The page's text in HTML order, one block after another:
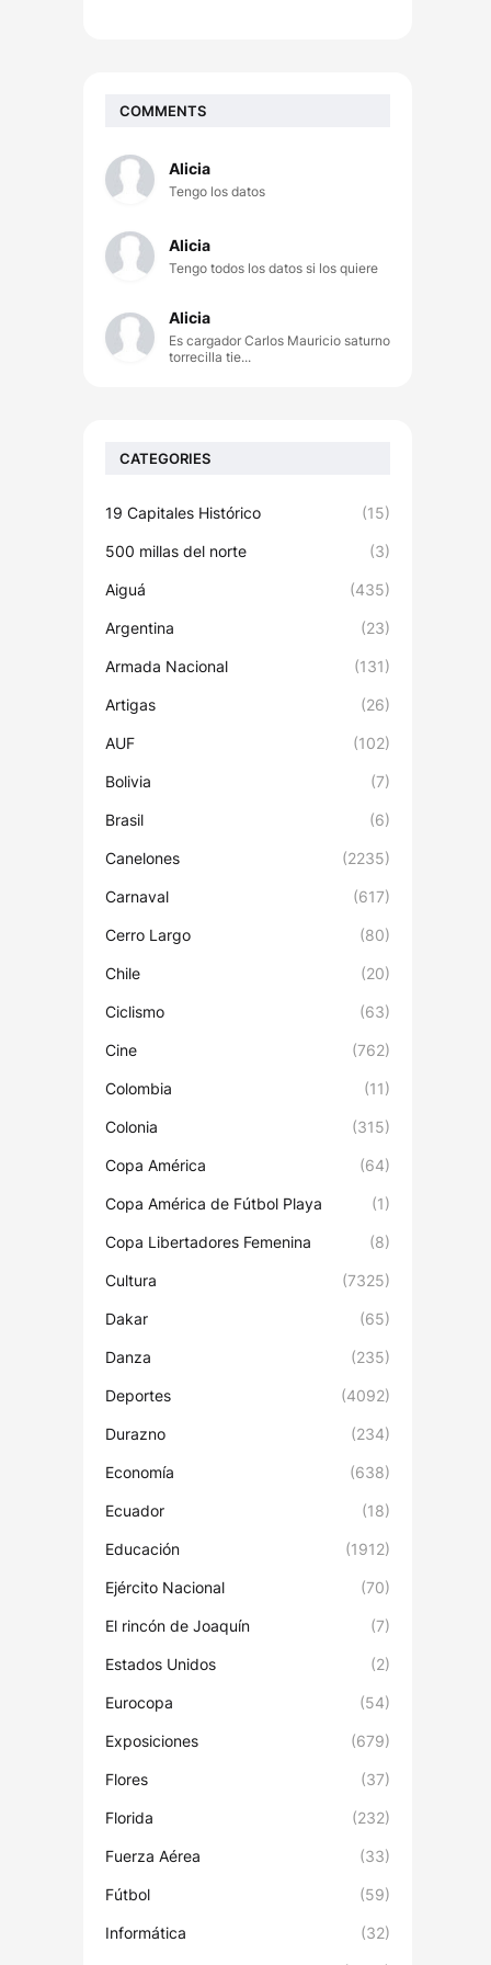
COMMENTS
Alicia
Tengo los datos
Alicia
Tengo todos los datos si los quiere
Alicia
Es cargador Carlos Mauricio saturno
torrecilla tie...
CATEGORIES
19 Capitales Histórico (15)
500 millas del norte (3)
Aiguá (435)
Argentina (23)
Armada Nacional (131)
Artigas (26)
AUF (102)
Bolivia (7)
Brasil (6)
Canelones (2235)
Carnaval (617)
Cerro Largo (80)
Chile (20)
Ciclismo (63)
Cine (762)
Colombia (11)
Colonia (315)
Copa América (64)
Copa América de Fútbol Playa (1)
Copa Libertadores Femenina (8)
Cultura (7325)
Dakar (65)
Danza (235)
Deportes (4092)
Durazno (234)
Economía (638)
Ecuador (18)
Educación (1912)
Ejército Nacional (70)
El rincón de Joaquín (7)
Estados Unidos (2)
Eurocopa (54)
Exposiciones (679)
Flores (37)
Florida (232)
Fuerza Aérea (33)
Fútbol (59)
Informática (32)